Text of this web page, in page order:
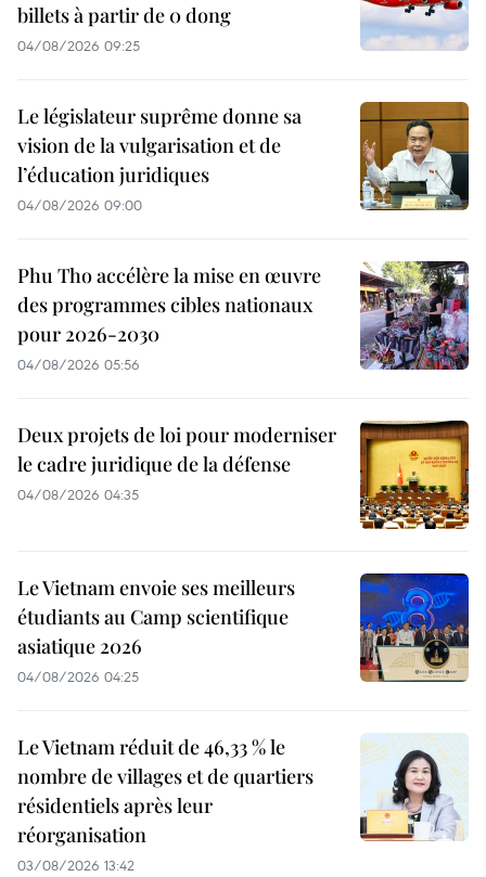
billets à partir de 0 dong
04/08/2026 09:25
Le législateur suprême donne sa
vision de la vulgarisation et de
l’éducation juridiques
04/08/2026 09:00
Phu Tho accélère la mise en œuvre
des programmes cibles nationaux
pour 2026-2030
04/08/2026 05:56
Deux projets de loi pour moderniser
le cadre juridique de la défense
04/08/2026 04:35
Le Vietnam envoie ses meilleurs
étudiants au Camp scientifique
asiatique 2026
04/08/2026 04:25
Le Vietnam réduit de 46,33 % le
nombre de villages et de quartiers
résidentiels après leur
réorganisation
03/08/2026 13:42